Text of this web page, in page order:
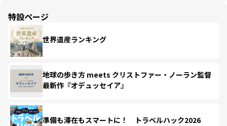
特設ページ
世界遺産ランキング
地球の歩き方 meets クリストファー・ノーラン監督
最新作『オデュッセイア』
準備も滞在もスマートに！ トラベルハック2026